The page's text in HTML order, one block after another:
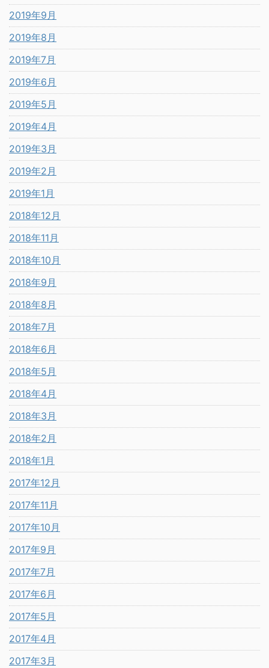
2019年9月
2019年8月
2019年7月
2019年6月
2019年5月
2019年4月
2019年3月
2019年2月
2019年1月
2018年12月
2018年11月
2018年10月
2018年9月
2018年8月
2018年7月
2018年6月
2018年5月
2018年4月
2018年3月
2018年2月
2018年1月
2017年12月
2017年11月
2017年10月
2017年9月
2017年7月
2017年6月
2017年5月
2017年4月
2017年3月